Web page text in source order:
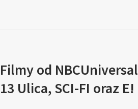
Filmy od
13 Ulica, SCI-FI oraz